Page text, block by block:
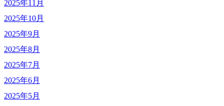
2025年11月
2025年10月
2025年9月
2025年8月
2025年7月
2025年6月
2025年5月